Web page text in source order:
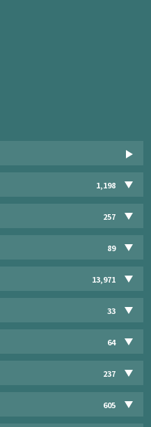
1,198
257
89
13,971
33
64
237
605